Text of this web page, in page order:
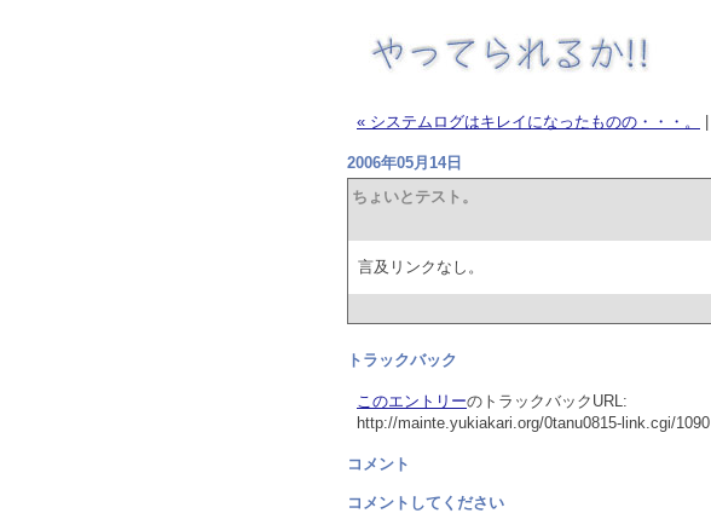
« システムログはキレイになったものの・・・。
2006年05月14日
ちょいとテスト。
言及リンクなし。
トラックバック
このエントリーのトラックバックURL:
http://mainte.yukiakari.org/0tanu0815-link.cgi/1090
コメント
コメントしてください